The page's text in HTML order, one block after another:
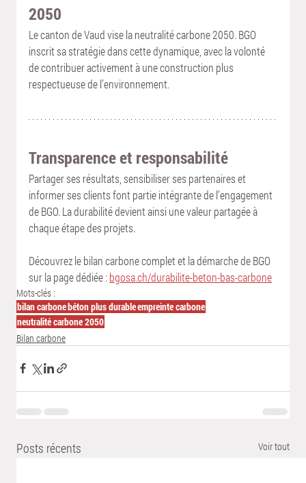
2050
Le canton de Vaud vise la neutralité carbone 2050. BGO
inscrit sa stratégie dans cette dynamique, avec la volonté
de contribuer activement à une construction plus
respectueuse de l’environnement.
Transparence et responsabilité
Partager ses résultats, sensibiliser ses partenaires et
informer ses clients font partie intégrante de l’engagement
de BGO. La durabilité devient ainsi une valeur partagée à
chaque étape des projets.
Découvrez le bilan carbone complet et la démarche de BGO
sur la page dédiée : bgosa.ch/durabilite-beton-bas-carbone
Mots-clés :
bilan carbonebéton plus durableempreinte carbone
neutralité carbone 2050
Bilan carbone
Posts récents Voir tout